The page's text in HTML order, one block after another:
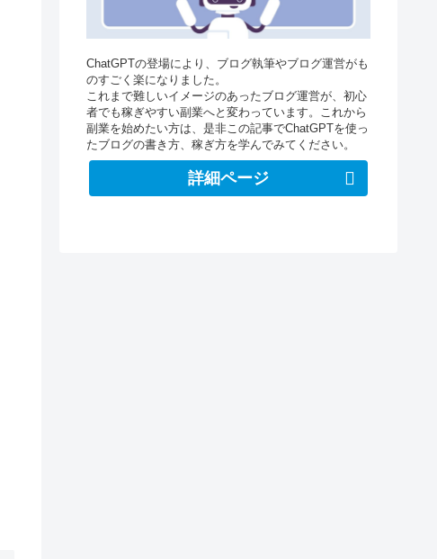
ChatGPTの登場により、ブログ執筆やブログ運営がも
のすごく楽になりました。
これまで難しいイメージのあったブログ運営が、初心
者でも稼ぎやすい副業へと変わっています。これから
副業を始めたい方は、是非この記事でChatGPTを使っ
たブログの書き方、稼ぎ方を学んでみてください。
詳細ページ